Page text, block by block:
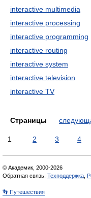
interactive multimedia
interactive processing
interactive programming
interactive routing
interactive system
interactive television
interactive TV
Страницы
1 2 3 4
© Академик, 2000-2026
Обратная связь: Техподдержка
👣 Путешествия